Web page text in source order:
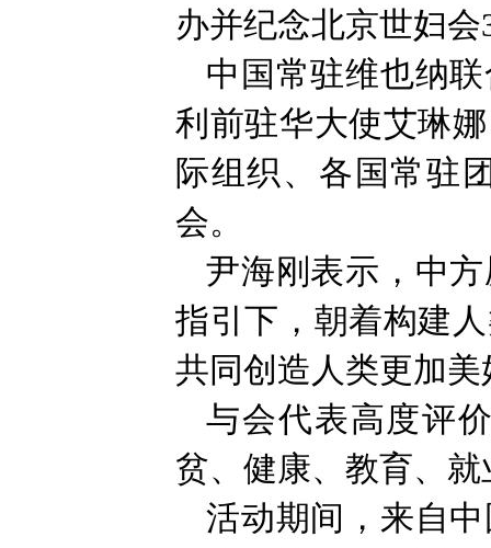
办并纪念北京世妇会
中国常驻维也纳
利前驻华大使艾琳
际组织、各国常驻
会。
尹海刚表示，中
指引下，朝着构建
共同创造人类更加
与会代表高度评
贫、健康、教育、
活动期间，来自